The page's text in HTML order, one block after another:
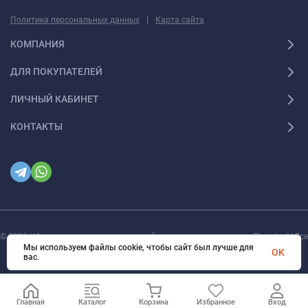
Политика персональных данных | Карта сайта
КОМПАНИЯ
ДЛЯ ПОКУПАТЕЛЕЙ
ЛИЧНЫЙ КАБИНЕТ
КОНТАКТЫ
© 2026 | Интернет магазин инженерной сантехники и электрики Rigaplast | Все
права защищены
Главная Каталог Корзина Избранное Вход
Мы используем файлы cookie, чтобы сайт был лучше для
вас.
OK